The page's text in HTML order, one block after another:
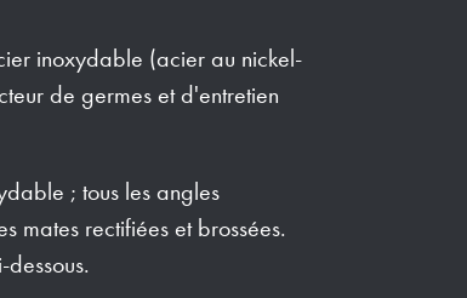
inoxydable (acier au nickel-
de germes et d'entretien
; tous les angles
mates rectifiées et brossées.